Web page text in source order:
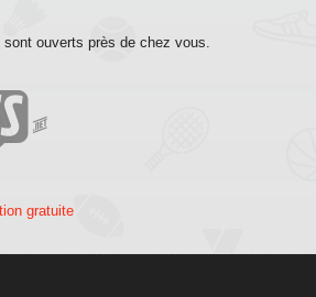
ouverts près de chez vous.
gratuite